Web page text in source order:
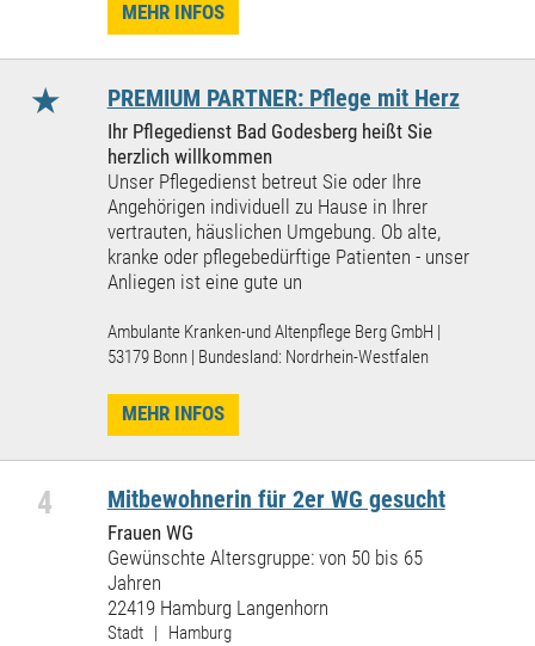
MEHR INFOS
★ PREMIUM PARTNER: Pflege mit Herz
Ihr Pflegedienst Bad Godesberg heißt Sie
herzlich willkommen
Unser Pflegedienst betreut Sie oder Ihre
Angehörigen individuell zu Hause in Ihrer
vertrauten, häuslichen Umgebung. Ob alte,
kranke oder pflegebedürftige Patienten - unser
Anliegen ist eine gute un
Ambulante Kranken-und Altenpflege Berg GmbH |
53179 Bonn | Bundesland: Nordrhein-Westfalen
MEHR INFOS
4 Mitbewohnerin für 2er WG gesucht
Frauen WG
Gewünschte Altersgruppe: von 50 bis 65
Jahren
22419 Hamburg Langenhorn
Stadt | Hamburg